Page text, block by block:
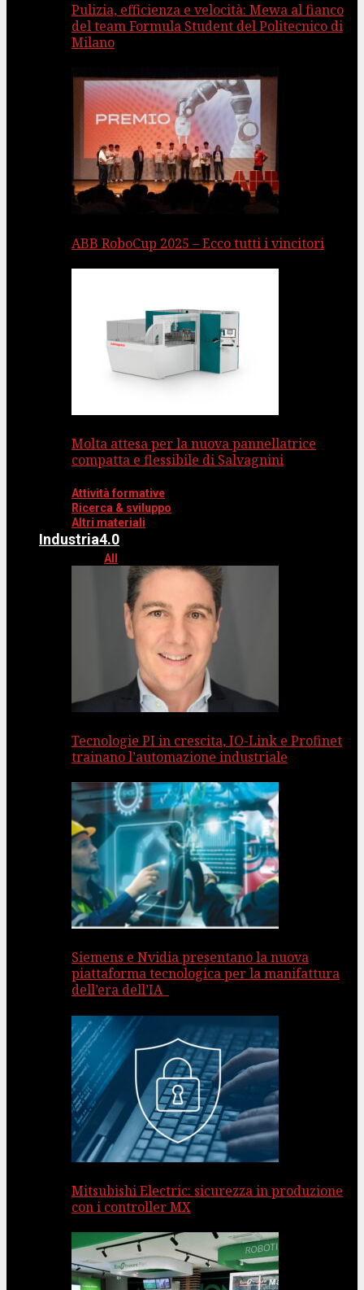
Pulizia, efficienza e velocità: Mewa al fianco
del team Formula Student del Politecnico di
Milano
ABB RoboCup 2025 – Ecco tutti i vincitori
Molta attesa per la nuova pannellatrice
compatta e flessibile di Salvagnini
Attività formative
Ricerca & sviluppo
Altri materiali
Industria4.0
All
Tecnologie PI in crescita, IO-Link e Profinet
trainano l’automazione industriale
Siemens e Nvidia presentano la nuova
piattaforma tecnologica per la manifattura
dell’era dell’IA
Mitsubishi Electric: sicurezza in produzione
con i controller MX